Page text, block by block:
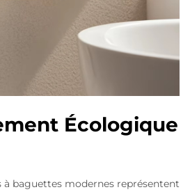
Écologique
à baguettes modernes représentent